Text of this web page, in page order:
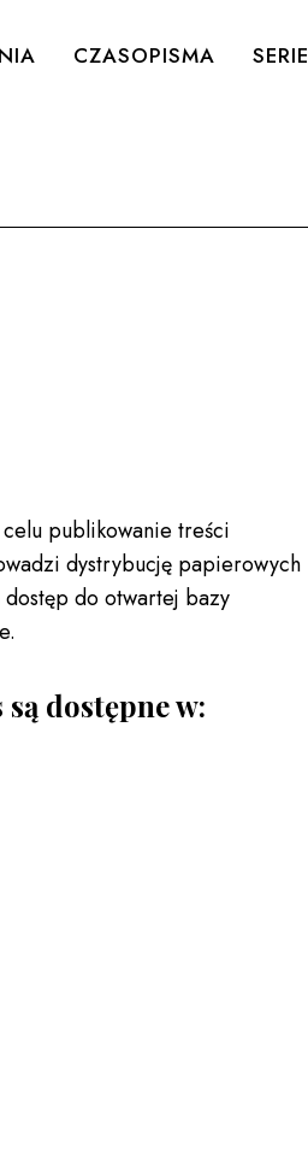
CZASOPISMA SERIE
publikowanie treści
dystrybucję papierowych
do otwartej bazy
dostępne w: